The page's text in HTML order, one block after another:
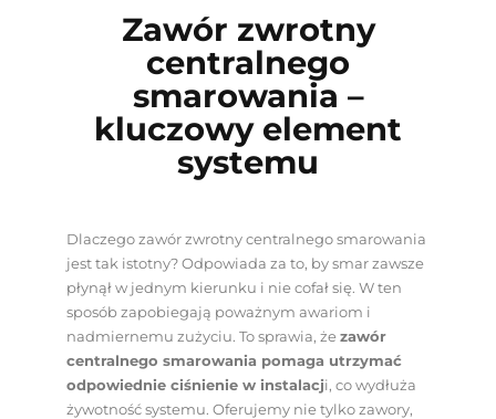
Zawór zwrotny
centralnego
smarowania –
kluczowy element
systemu
Dlaczego zawór zwrotny centralnego smarowania
jest tak istotny? Odpowiada za to, by smar zawsze
płynął w jednym kierunku i nie cofał się. W ten
sposób zapobiegają poważnym awariom i
nadmiernemu zużyciu. To sprawia, żezawór
centralnego smarowania pomaga utrzymać
odpowiednie ciśnienie w instalacji, co wydłuża
żywotność systemu. Oferujemy nie tylko zawory,